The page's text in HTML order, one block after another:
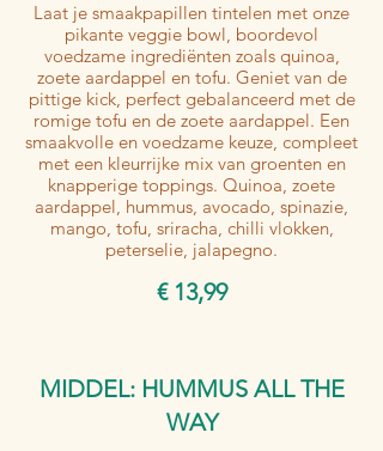
Laat je smaakpapillen tintelen met onze
pikante veggie bowl, boordevol
voedzame ingrediënten zoals quinoa,
zoete aardappel en tofu. Geniet van de
pittige kick, perfect gebalanceerd met de
romige tofu en de zoete aardappel. Een
smaakvolle en voedzame keuze, compleet
met een kleurrijke mix van groenten en
knapperige toppings. Quinoa, zoete
aardappel, hummus, avocado, spinazie,
mango, tofu, sriracha, chilli vlokken,
peterselie, jalapegno.
€ 13,99
MIDDEL: HUMMUS ALL THE
WAY